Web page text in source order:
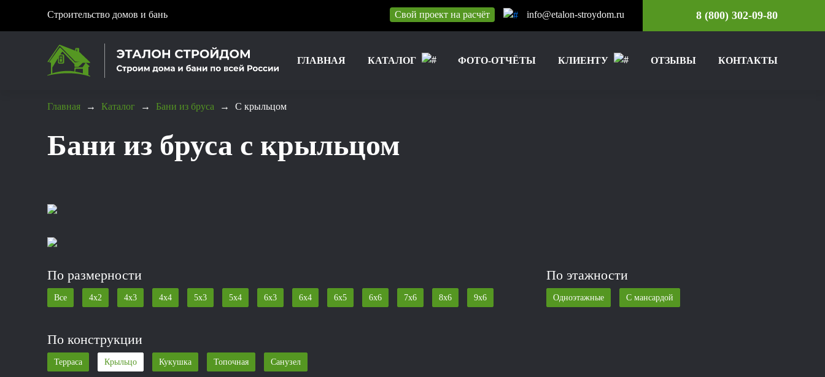
Строительство домов и бань Свой проект на расчёт info@etalon-stroydom.ru 8 (800) 302-09-80
ГЛАВНАЯ КАТАЛОГ ФОТО-ОТЧЁТЫ КЛИЕНТУ ОТЗЫВЫ КОНТАКТЫ
Главная → Каталог → Бани из бруса → С крыльцом
Бани из бруса с крыльцом
По размерности
Все 4x2 4x3 4x4 5x3 5x4 6x3 6x4 6x5 6x6 7x6 8x6 9x6
По этажности
Одноэтажные С мансардой
По конструкции
Терраса Крыльцо Кукушка Топочная Санузел